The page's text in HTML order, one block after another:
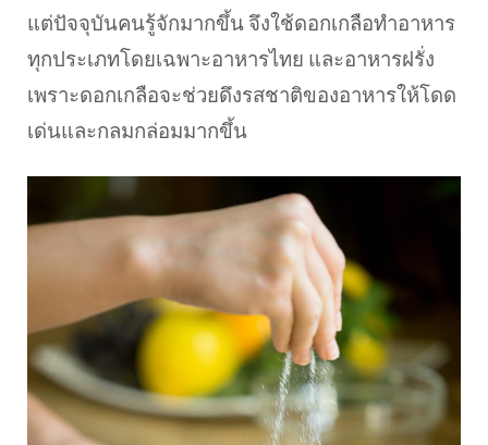
แต่ปัจจุบันคนรู้จักมากขึ้น จึงใช้ดอกเกลือทำอาหาร
ทุกประเภทโดยเฉพาะอาหารไทย และอาหารฝรั่ง
เพราะดอกเกลือจะช่วยดึงรสชาติของอาหารให้โดด
เด่นและกลมกล่อมมากขึ้น